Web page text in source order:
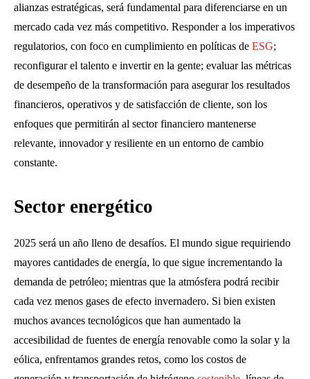
alianzas estratégicas, será fundamental para diferenciarse en un
mercado cada vez más competitivo. Responder a los imperativos
regulatorios, con foco en cumplimiento en políticas de ESG;
reconfigurar el talento e invertir en la gente; evaluar las métricas
de desempeño de la transformación para asegurar los resultados
financieros, operativos y de satisfacción de cliente, son los
enfoques que permitirán al sector financiero mantenerse
relevante, innovador y resiliente en un entorno de cambio
constante.
Sector energético
2025 será un año lleno de desafíos. El mundo sigue requiriendo
mayores cantidades de energía, lo que sigue incrementando la
demanda de petróleo; mientras que la atmósfera podrá recibir
cada vez menos gases de efecto invernadero. Si bien existen
muchos avances tecnológicos que han aumentado la
accesibilidad de fuentes de energía renovable como la solar y la
eólica, enfrentamos grandes retos, como los costos de